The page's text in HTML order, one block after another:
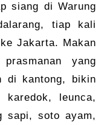
siang di Warung
tiap kali
Jakarta. Makan
yang
di kantong, bikin
karedok, leunca,
sapi, soto ayam,